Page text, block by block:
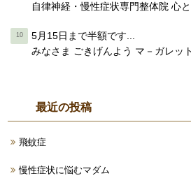
自律神経・慢性症状専門整体院 心
5月15日まで半額です...
みなさま ごきげんよう マ－ガレ
最近の投稿
飛蚊症
慢性症状に悩むマダム